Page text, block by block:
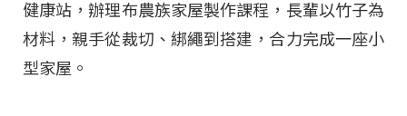
健康站，辦理布農族家屋製作課程，長輩以竹子為
材料，親手從裁切、綁繩到搭建，合力完成一座小
型家屋。